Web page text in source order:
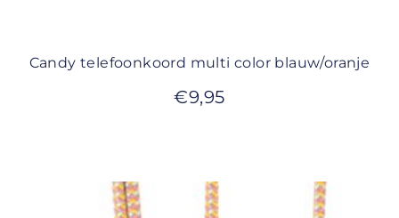
Candy telefoonkoord multi color blauw/oranje
€9,95